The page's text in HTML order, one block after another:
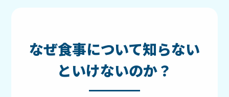
なぜ食事について知らない
といけないのか？